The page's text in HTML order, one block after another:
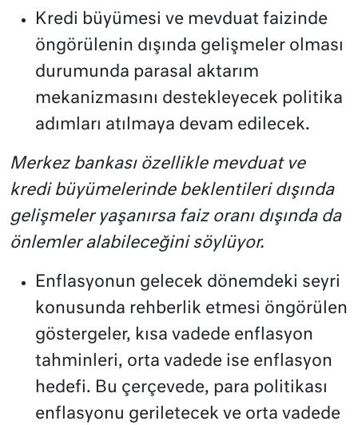
Kredi büyümesi ve mevduat faizinde
öngörülenin dışında gelişmeler olması
durumunda parasal aktarım
mekanizmasını destekleyecek politika
adımları atılmaya devam edilecek.
Merkez bankası özellikle mevduat ve
kredi büyümelerinde beklentileri dışında
gelişmeler yaşanırsa faiz oranı dışında da
önlemler alabileceğini söylüyor.
Enflasyonun gelecek dönemdeki seyri
konusunda rehberlik etmesi öngörülen
göstergeler, kısa vadede enflasyon
tahminleri, orta vadede ise enflasyon
hedefi. Bu çerçevede, para politikası
enflasyonu geriletecek ve orta vadede